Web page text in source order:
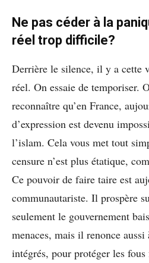
Ne pas céder à la
réel trop difficile?
Derrière le silence, il y a cette
réel. On essaie de temporiser.
reconnaître qu’en France,
d’expression est devenu
l’islam. Cela vous met tout
censure n’est plus étatique,
Ce pouvoir de faire taire est
communautariste. Il prospère
seulement le gouvernement
menaces, mais il renonce aussi
intégrés, pour protéger les